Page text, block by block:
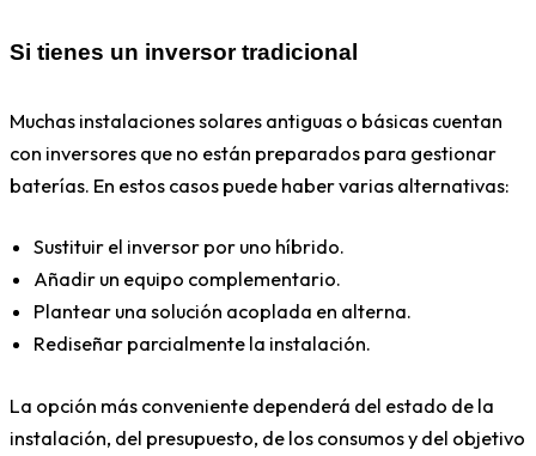
Si tienes un inversor tradicional
Muchas instalaciones solares antiguas o básicas cuentan
con inversores que no están preparados para gestionar
baterías. En estos casos puede haber varias alternativas:
Sustituir el inversor por uno híbrido.
Añadir un equipo complementario.
Plantear una solución acoplada en alterna.
Rediseñar parcialmente la instalación.
La opción más conveniente dependerá del estado de la
instalación, del presupuesto, de los consumos y del objetivo